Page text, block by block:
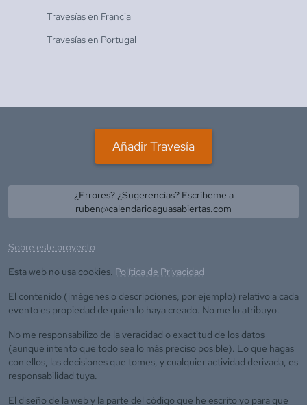
Travesías en Francia
Travesías en Portugal
Añadir Travesía
¿Errores? ¿Sugerencias? Escríbeme a
ruben@calendarioaguasabiertas.com
Sobre este proyecto
Esta web no usa cookies. Política de Privacidad
El contenido (imágenes o descripciones, por ejemplo) relativo a cada
evento es propiedad de quien lo haya creado. No me lo atribuyo.
No me responsabilizo de la veracidad o exactitud de los datos
(aunque intento que todo sea lo más preciso posible). Lo que hagas
con ellos, las decisiones que tomes, y cualquier actividad derivada, es
responsabilidad tuya.
El diseño de la web y la parte del código que he escrito yo para que